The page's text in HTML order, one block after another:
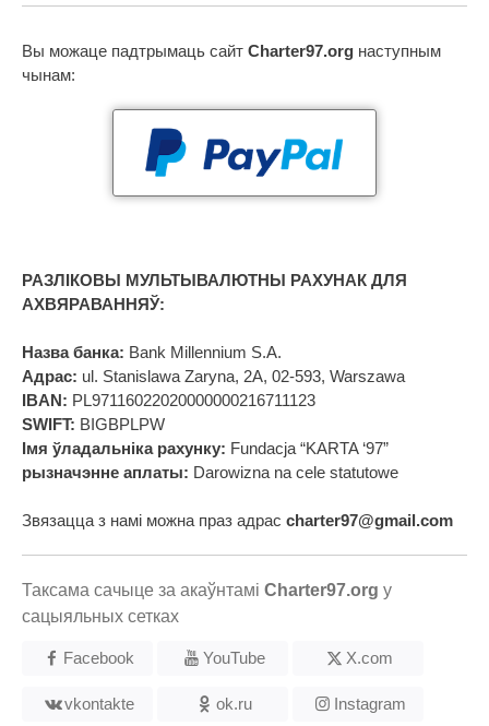
Вы можаце падтрымаць сайт Charter97.org наступным
чынам:
РАЗЛІКОВЫ МУЛЬТЫВАЛЮТНЫ РАХУНАК ДЛЯ
АХВЯРАВАННЯЎ:
Назва банка: Bank Millennium S.A.
Адрас: ul. Stanislawa Zaryna, 2A, 02-593, Warszawa
IBAN: PL97116022020000000216711123
SWIFT: BIGBPLPW
Імя ўладальніка рахунку: Fundacja “KARTA ‘97”
рызначэнне аплаты: Darowizna na cele statutowe
Звязацца з намі можна праз адрас charter97@gmail.com
Таксама сачыце за акаўнтамі Charter97.org у
сацыяльных сетках
Facebook YouTube X.com
vkontakte ok.ru Instagram